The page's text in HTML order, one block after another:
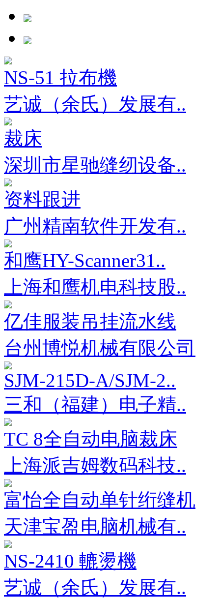
NS-51 拉布機
艺诚（余氏）发展有..
裁床
深圳市星驰缝纫设备..
资料跟进
广州精南软件开发有..
和鹰HY-Scanner31..
上海和鹰机电科技股..
亿佳服装吊挂流水线
台州博悦机械有限公司
SJM-215D-A/SJM-2..
三和（福建）电子精..
TC 8全自动电脑裁床
上海派吉姆数码科技..
富怡全自动单针绗缝机
天津宝盈电脑机械有..
NS-2410 轆燙機
艺诚（余氏）发展有..